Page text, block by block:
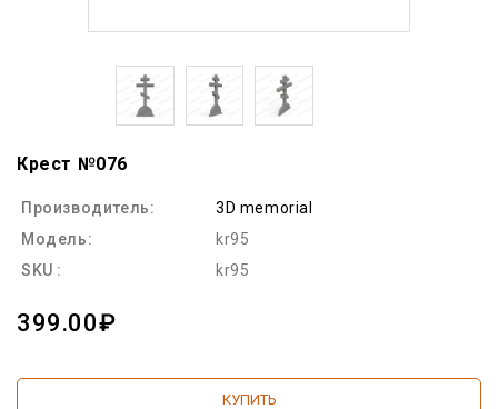
Крест №076
Производитель:
3D memorial
Модель:
kr95
SKU :
kr95
399.00₽
КУПИТЬ